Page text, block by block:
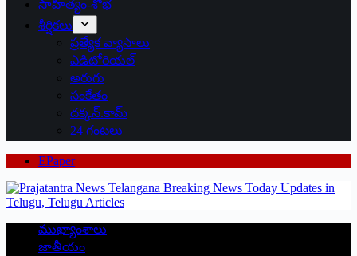
సాహిత్యం-శోభ
శీర్షికలు
ప్రత్యేక వ్యాసాలు
ఎడిటోరియల్
అరుగు
సంకేతం
దక్కన్.కామ్
24 గంటలు
EPaper
ముఖ్యాంశాలు
జాతీయం